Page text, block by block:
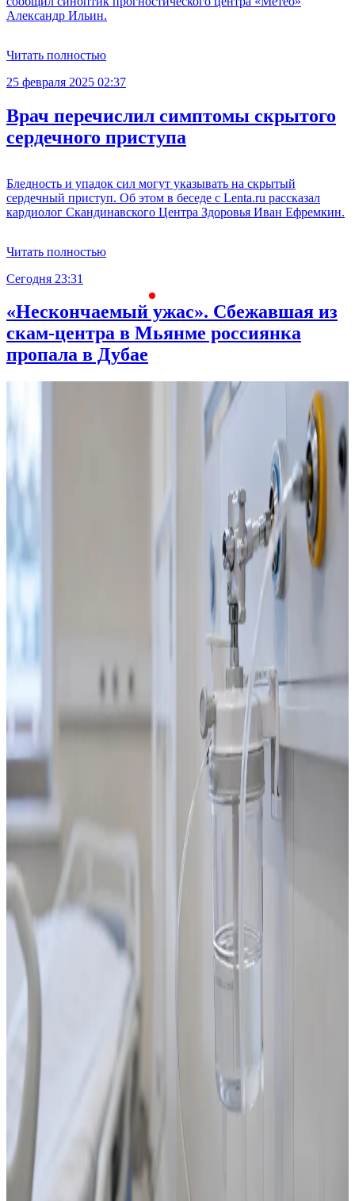
Александр Ильин.
Читать полностью
25 февраля 2025 02:37
Врач перечислил симптомы скрытого
сердечного приступа
Бледность и упадок сил могут указывать на скрытый
сердечный приступ. Об этом в беседе с Lenta.ru рассказал
кардиолог Скандинавского Центра Здоровья Иван Ефремкин.
Читать полностью
Сегодня 23:31
«Нескончаемый ужас». Сбежавшая из
скам-центра в Мьянме россиянка
пропала в Дубае